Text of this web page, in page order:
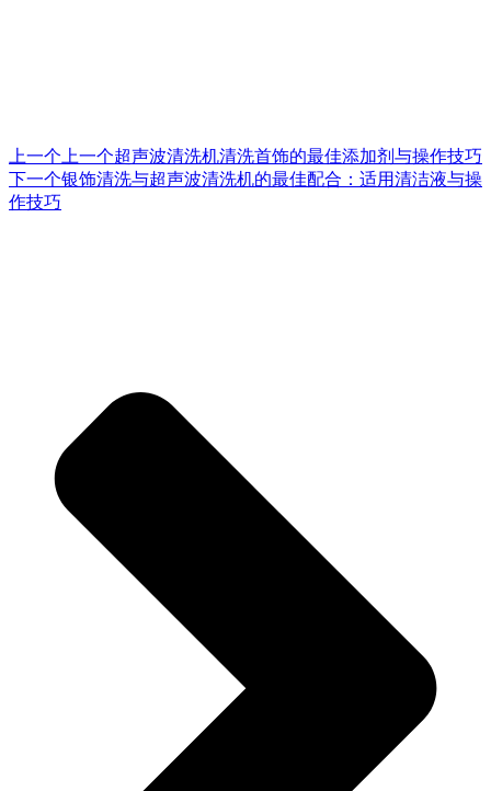
上一个 上一个超声波清洗机清洗首饰的最佳添加剂与操作技巧
下一个银饰清洗与超声波清洗机的最佳配合：适用清洁液与操
作技巧